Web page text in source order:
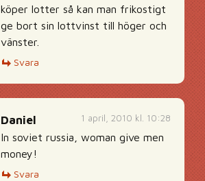
köper lotter så kan man frikostigt
ge bort sin lottvinst till höger och
vänster.
Svara
1 april, 2010 kl. 10:28
Daniel
In soviet russia, woman give men
money!
Svara